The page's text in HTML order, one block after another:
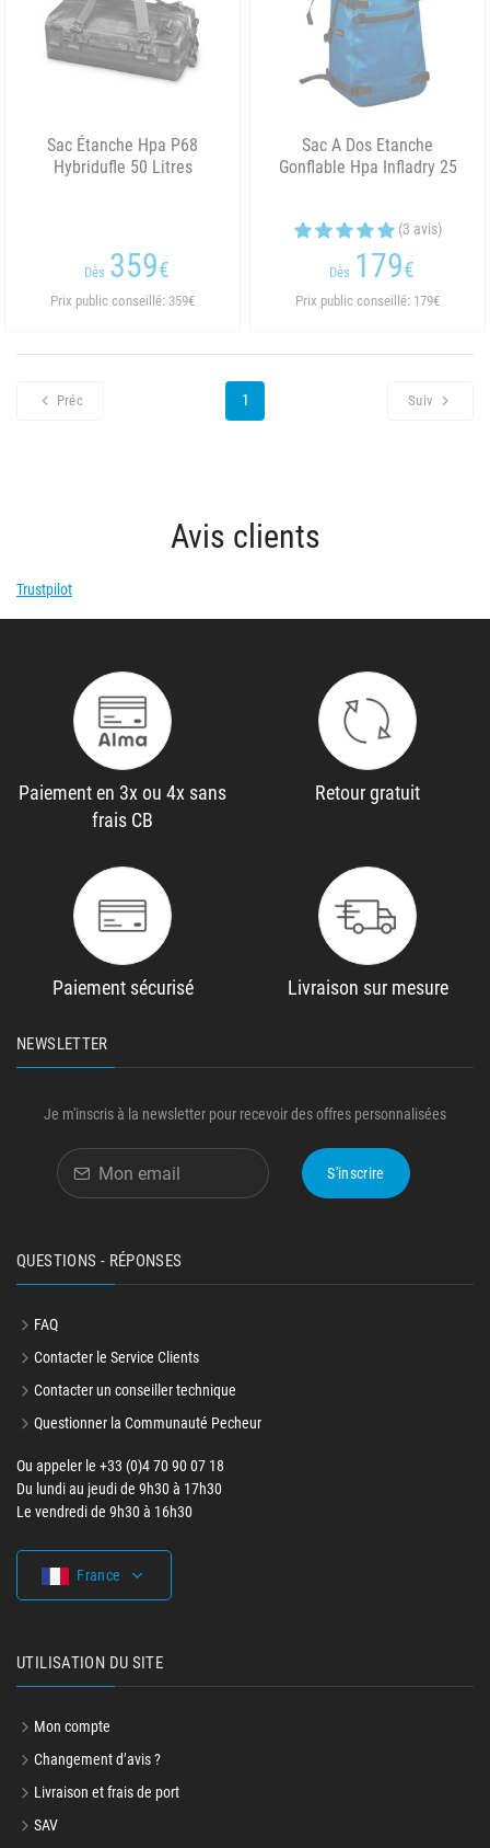
Sac Étanche Hpa P68
Hybridufle 50 Litres
Dès 359€
Prix public conseillé: 359€
Sac A Dos Etanche
Gonflable Hpa Infladry 25
(3 avis)
Dès 179€
Prix public conseillé: 179€
Préc 1 Suiv
Avis clients
Trustpilot
Paiement en 3x ou 4x sans
frais CB
Retour gratuit
Paiement sécurisé Livraison sur mesure
NEWSLETTER
Je m'inscris à la newsletter pour recevoir des offres personnalisées
S'inscrire
QUESTIONS - RÉPONSES
FAQ
Contacter le Service Clients
Contacter un conseiller technique
Questionner la Communauté Pecheur
Ou appeler le +33 (0)4 70 90 07 18
Du lundi au jeudi de 9h30 à 17h30
Le vendredi de 9h30 à 16h30
France
UTILISATION DU SITE
Mon compte
Changement d’avis ?
Livraison et frais de port
SAV